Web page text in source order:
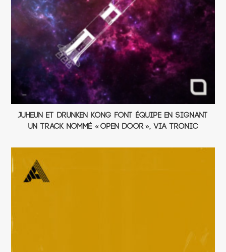
Juheun et Drunken Kong font équipe en signant
un track nommé « Open Door », via Tronic